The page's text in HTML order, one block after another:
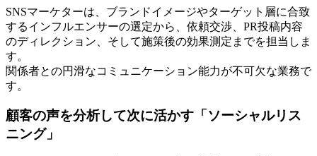
SNSマーケターは、ブランドイメージやターゲット層に合致
するインフルエンサーの選定から、依頼交渉、PR投稿内容
のディレクション、そして施策後の効果測定までを担当しま
す。
関係者との円滑なコミュニケーション能力が不可欠な業務で
す。
顧客の声を分析して次に活かす「ソーシャルリス
ニング」